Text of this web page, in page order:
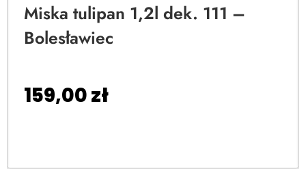
Miska tulipan 1,2l dek. 111 –
Bolesławiec
159,00zł